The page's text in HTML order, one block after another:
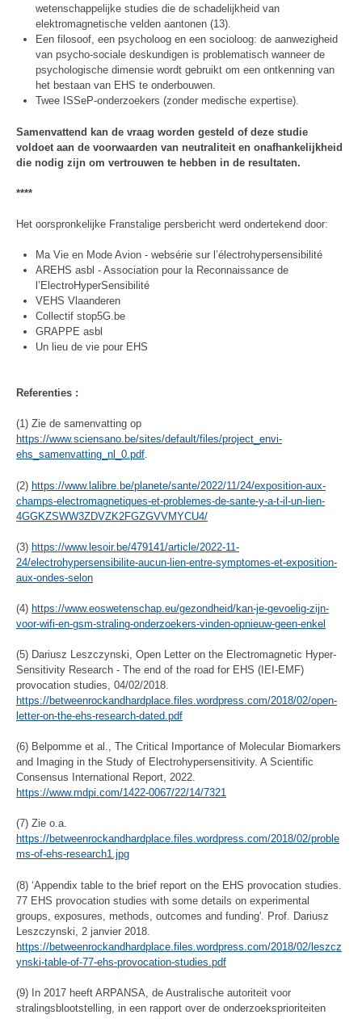
wetenschappelijke studies die de schadelijkheid van
elektromagnetische velden aantonen (13).
Een filosoof, een psycholoog en een socioloog: de aanwezigheid
van psycho-sociale deskundigen is problematisch wanneer de
psychologische dimensie wordt gebruikt om een ontkenning van
het bestaan van EHS te onderbouwen.
Twee ISSeP-onderzoekers (zonder medische expertise).
Samenvattend kan de vraag worden gesteld of deze studie
voldoet aan de voorwaarden van neutraliteit en onafhankelijkheid
die nodig zijn om vertrouwen te hebben in de resultaten.
****
Het oorspronkelijke Franstalige persbericht werd ondertekend door:
Ma Vie en Mode Avion - websérie sur l’électrohypersensibilité
AREHS asbl - Association pour la Reconnaissance de
l’ElectroHyperSensibilité
VEHS Vlaanderen
Collectif stop5G.be
GRAPPE asbl
Un lieu de vie pour EHS
Referenties :
(1) Zie de samenvatting op
https://www.sciensano.be/sites/default/files/project_envi-
ehs_samenvatting_nl_0.pdf.
(2) https://www.lalibre.be/planete/sante/2022/11/24/exposition-aux-
champs-electromagnetiques-et-problemes-de-sante-y-a-t-il-un-lien-
4GGKZSWW3ZDVZK2FGZGVVMYCU4/
(3) https://www.lesoir.be/479141/article/2022-11-
24/electrohypersensibilite-aucun-lien-entre-symptomes-et-exposition-
aux-ondes-selon
(4) https://www.eoswetenschap.eu/gezondheid/kan-je-gevoelig-zijn-
voor-wifi-en-gsm-straling-onderzoekers-vinden-opnieuw-geen-enkel
(5) Dariusz Leszczynski, Open Letter on the Electromagnetic Hyper-
Sensitivity Research - The end of the road for EHS (IEI-EMF)
provocation studies, 04/02/2018.
https://betweenrockandhardplace.files.wordpress.com/2018/02/open-
letter-on-the-ehs-research-dated.pdf
(6) Belpomme et al., The Critical Importance of Molecular Biomarkers
and Imaging in the Study of Electrohypersensitivity. A Scientific
Consensus International Report, 2022.
https://www.mdpi.com/1422-0067/22/14/7321
(7) Zie o.a.
https://betweenrockandhardplace.files.wordpress.com/2018/02/proble
ms-of-ehs-research1.jpg
(8) ‘Appendix table to the brief report on the EHS provocation studies.
77 EHS provocation studies with some details on experimental
groups, exposures, methods, outcomes and funding'. Prof. Dariusz
Leszczynski, 2 janvier 2018.
https://betweenrockandhardplace.files.wordpress.com/2018/02/leszcz
ynski-table-of-77-ehs-provocation-studies.pdf
(9) In 2017 heeft ARPANSA, de Australische autoriteit voor
stralingsblootstelling, in een rapport over de onderzoeksprioriteiten